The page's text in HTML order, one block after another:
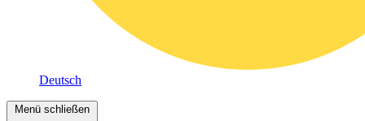
Deutsch
Menü schließen